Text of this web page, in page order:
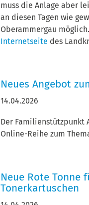
muss die Anlage aber
an diesen Tagen wie
Oberammergau
Internetseite des
Neues Angebot
14.04.2026
Der Familienstützpunkt
Online-Reihe zum
Neue Rote Tonne
Tonerkartuschen